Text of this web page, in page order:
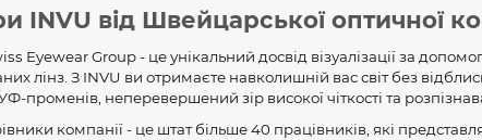
INVU від Швейцарської оптичної
Eyewear Group - це унікальний досвід візуалізації за
лінз. З INVU ви отримаєте навколишній вас світ без
променів, неперевершений зір високої чіткості та
компанії - це штат більше 40 працівників, які